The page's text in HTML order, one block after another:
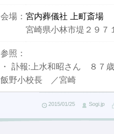
会場： 宮内葬儀社 上町斎場
宮崎県小林市堤２９７
参照：
・ 訃報:上水和昭さん ８７
飯野小校長 ／宮崎
2015/01/25 Sogi.jp